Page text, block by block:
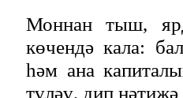
Моннан тыш,
көчендә кала:
һәм ана
түләү, дип нәтиҗә